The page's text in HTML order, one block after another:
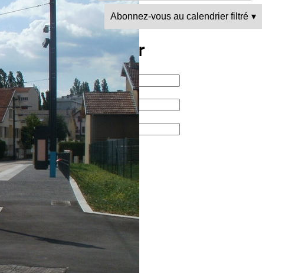
Abonnez-vous au calendrier filtré ▾
Newsletter
Connexion